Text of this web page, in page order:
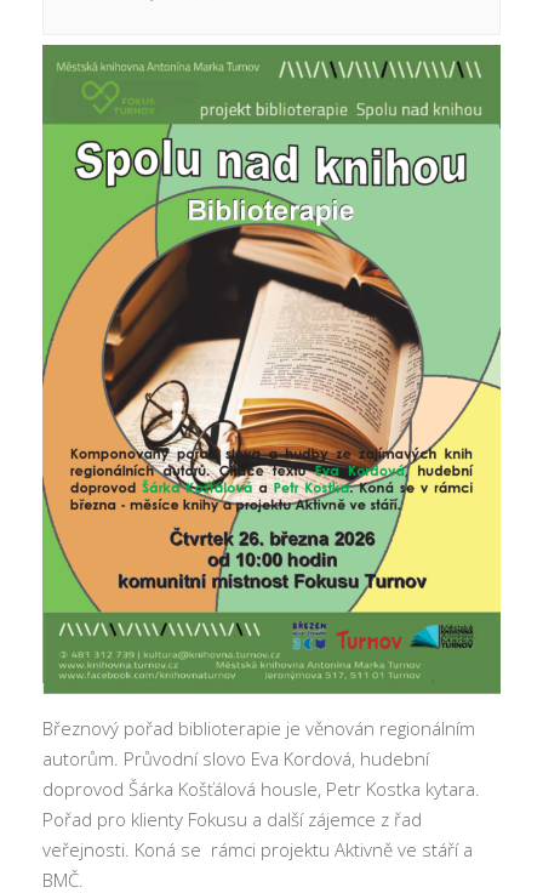
Pobočka Turnov II
Pobočka Mašov
Půjčovní doba
Služby
Základní služby
Půjčování e-knih a čteček e-knih
Portál KNIHA Z KNIHOVNY
Kultura a vzdělávání
Služby handicapovaným
Pronájem prostor
Knihovní řád a ceník
Lidé
Fotogalerie
Dokumenty
Historie
Knihobudky
Spolupráce
Podporují nás
Doporučujeme
Akce
Březnový pořad biblioterapie je věnován regionálním
autorům. Průvodní slovo Eva Kordová, hudební
doprovod Šárka Košťálová housle, Petr Kostka kytara.
Pořad pro klienty Fokusu a další zájemce z řad
veřejnosti. Koná se rámci projektu Aktivně ve stáří a
BMČ.